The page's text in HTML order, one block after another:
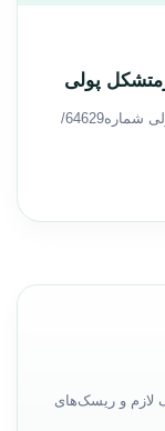
پولی
آیین نامه اجرایی قانون تنظیم بازار غیرمتشکل پولی شماره64629/
لازم و ریسک‌های